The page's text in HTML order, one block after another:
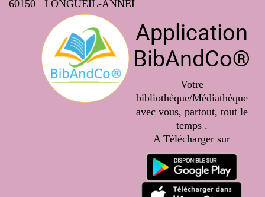
60150 LONGUEIL-ANNEL
Application
BibAndCo®
Votre
bibliothèque/Médiathèque
avec vous, partout, tout le
temps .
A Télécharger sur